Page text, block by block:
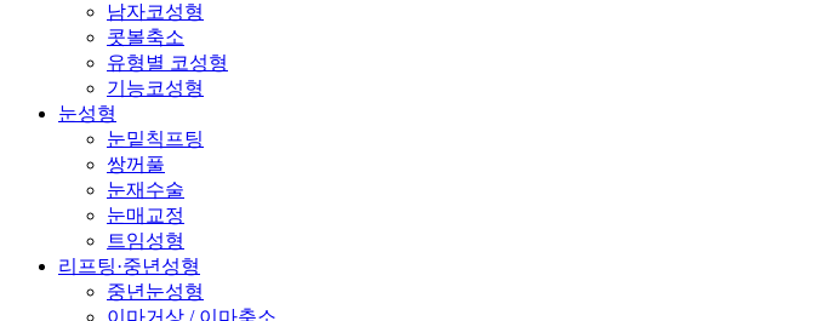
남자코성형
콧볼축소
유형별 코성형
기능코성형
눈성형
눈밑칙프팅
쌍꺼풀
눈재수술
눈매교정
트임성형
리프팅·중년성형
중년눈성형
이마거상 / 이마축소